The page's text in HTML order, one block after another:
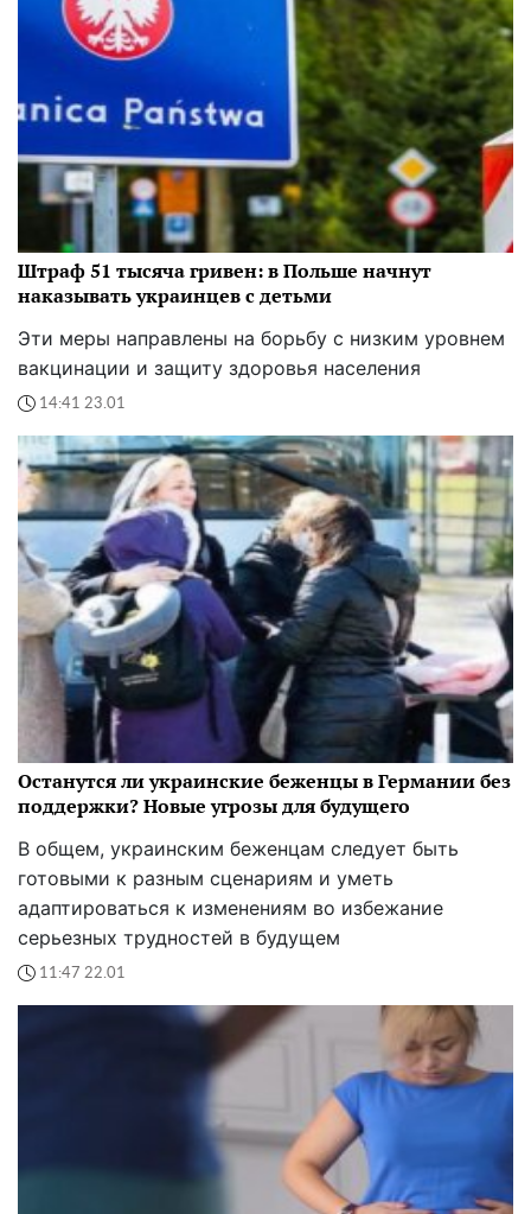
Штраф 51 тысяча гривен: в Польше начнут
наказывать украинцев с детьми
Эти меры направлены на борьбу с низким уровнем
вакцинации и защиту здоровья населения
14:41 23.01
Останутся ли украинские беженцы в Германии без
поддержки? Новые угрозы для будущего
В общем, украинским беженцам следует быть
готовыми к разным сценариям и уметь
адаптироваться к изменениям во избежание
серьезных трудностей в будущем
11:47 22.01